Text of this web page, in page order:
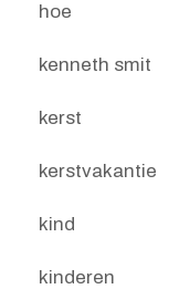
hoe
kenneth smit
kerst
kerstvakantie
kind
kinderen